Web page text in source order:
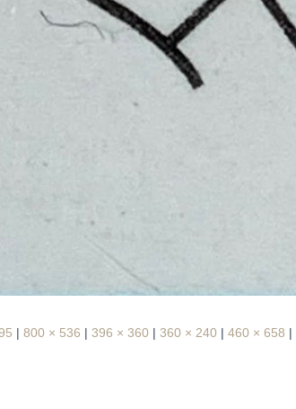
| 800 × 536 | 396 × 360 | 360 × 240 | 460 × 658 |